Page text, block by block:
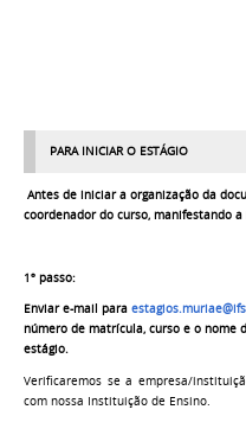
PARA INICIAR O ESTÁGIO
Antes de iniciar a organização da
coordenador do curso, manifestando
1º passo:
Enviar e-mail para
número de matrícula, curso e o nome
estágio.
Verificaremos se a empresa/
com nossa Instituição de Ensino.